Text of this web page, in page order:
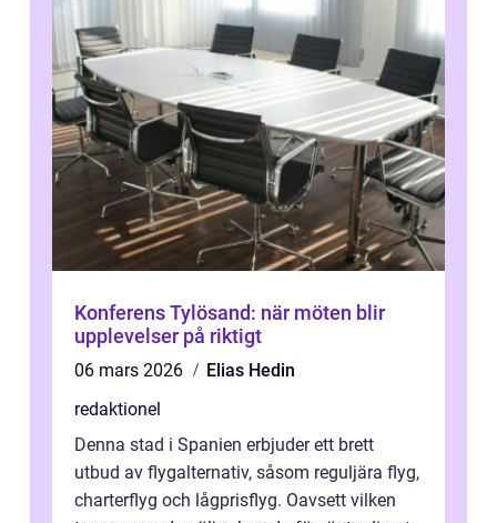
Konferens Tylösand: när möten blir
upplevelser på riktigt
06 mars 2026
Elias Hedin
redaktionel
Denna stad i Spanien erbjuder ett brett
utbud av flygalternativ, såsom reguljära flyg,
charterflyg och lågprisflyg. Oavsett vilken